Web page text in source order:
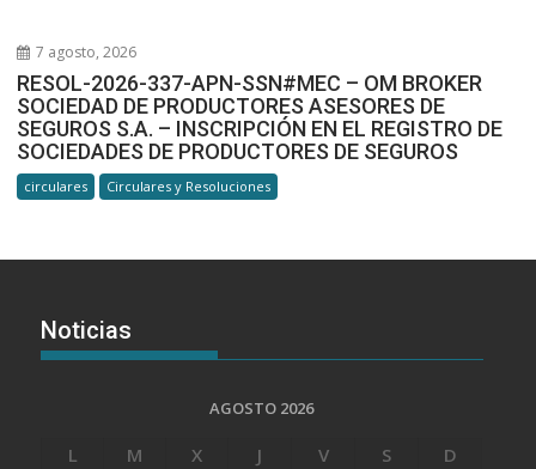
7 agosto, 2026
RESOL-2026-337-APN-SSN#MEC – OM BROKER
SOCIEDAD DE PRODUCTORES ASESORES DE
SEGUROS S.A. – INSCRIPCIÓN EN EL REGISTRO DE
SOCIEDADES DE PRODUCTORES DE SEGUROS
circulares Circulares y Resoluciones
Noticias
AGOSTO 2026
L M X J V S
D